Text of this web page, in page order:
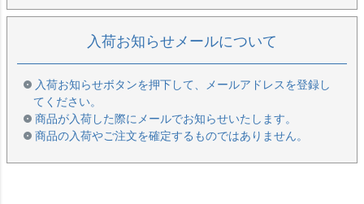
入荷お知らせメールについて
入荷お知らせボタンを押下して、メールアドレスを登録し
てください。
商品が入荷した際にメールでお知らせいたします。
商品の入荷やご注文を確定するものではありません。